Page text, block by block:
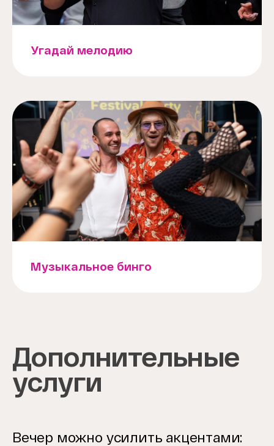
Угадай мелодию
Музыкальное бинго
Дополнительные
услуги
Вечер можно усилить акцентами: